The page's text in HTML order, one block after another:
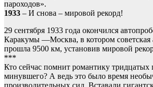
пароходов».
1933 – И снова – мировой рекорд!
29 сентября 1933 года окончился
Каракумы —Москва, в котором советская
прошла 9500 км, установив мировой
***
Кто сейчас помнит романтику тридцатых
минувшего? А ведь это было время